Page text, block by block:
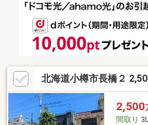
北海道小樽市長橋２
2,500
間取り